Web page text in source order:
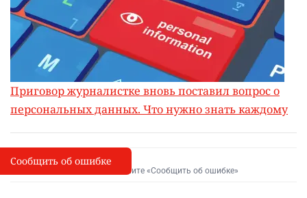
Приговор журналистке вновь поставил вопрос о
персональных данных. Что нужно знать каждому
I
Сообщить об опечатке
Выделите фрагмент и нажмите «Сообщить об ошибке»
Сообщить об ошибке